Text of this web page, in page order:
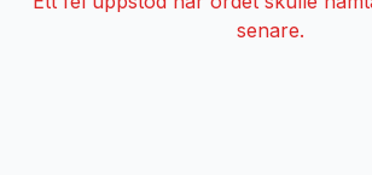
senare.